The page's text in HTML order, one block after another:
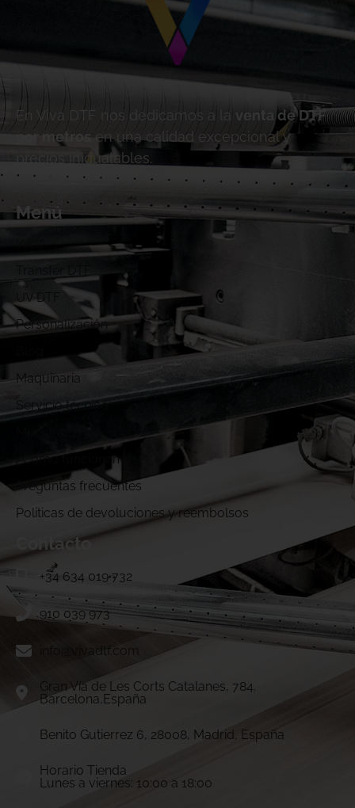
En Viva DTF nos dedicamos a la
venta de DTF
por metros
en una calidad excepcional y
precios inigualables.
Menú
UV DTF
Personalización
Maquinaria
Servicio técnico
¿Cómo funcionamos?
Preguntas frecuentes
Politicas de devoluciones y reembolsos
Contacto
+34 634 019 732
910 039 973
info@vivadtf.com
Gran Vía de Les Corts Catalanes, 784.
Barcelona,España
Benito Gutierrez 6, 28008, Madrid, España
Horario Tienda
Lunes a viernes: 10:00 a 18:00